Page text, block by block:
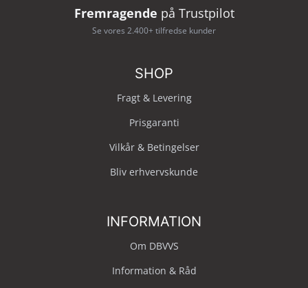
Fremragende på Trustpilot
Se vores 2.400+ tilfredse kunder
SHOP
Fragt & Levering
Prisgaranti
Vilkår & Betingelser
Bliv erhvervskunde
INFORMATION
Om DBVVS
Information & Råd